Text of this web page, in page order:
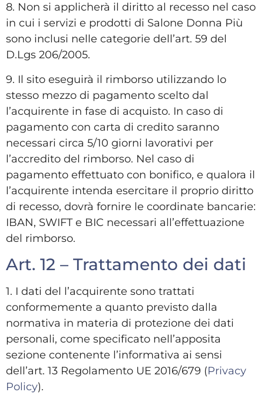
8. Non si applicherà il diritto al recesso nel caso
in cui i servizi e prodotti di Salone Donna Più
sono inclusi nelle categorie dell’art. 59 del
D.Lgs 206/2005.
9. Il sito eseguirà il rimborso utilizzando lo
stesso mezzo di pagamento scelto dal
l’acquirente in fase di acquisto. In caso di
pagamento con carta di credito saranno
necessari circa 5/10 giorni lavorativi per
l’accredito del rimborso. Nel caso di
pagamento effettuato con bonifico, e qualora il
l’acquirente intenda esercitare il proprio diritto
di recesso, dovrà fornire le coordinate bancarie:
IBAN, SWIFT e BIC necessari all’effettuazione
del rimborso.
Art. 12 – Trattamento dei dati
1. I dati del l’acquirente sono trattati
conformemente a quanto previsto dalla
normativa in materia di protezione dei dati
personali, come specificato nell’apposita
sezione contenente l’informativa ai sensi
dell’art. 13 Regolamento UE 2016/679 (Privacy
Policy).